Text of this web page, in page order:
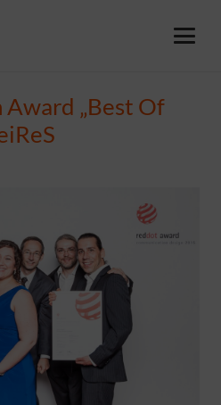
„Best Of